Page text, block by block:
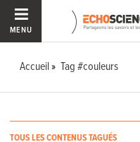
MENU
Accueil Tag #couleurs
TOUS LES CONTENUS TAGUÉS